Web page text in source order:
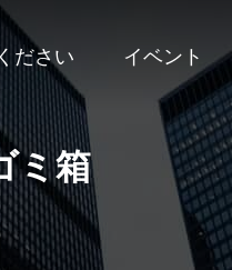
ださい イベント
ミ箱